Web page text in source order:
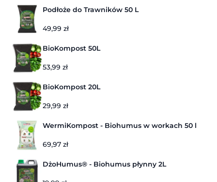
Podłoże do Trawników 50 L
49,99 zł
BioKompost 50L
53,99 zł
BioKompost 20L
29,99 zł
WermiKompost - Biohumus w workach 50 l
69,97 zł
DżoHumus® - Biohumus płynny 2L